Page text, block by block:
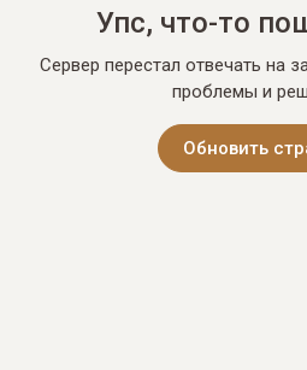
Упс, что-то
Сервер перестал отвечать на
проблемы и
Обновить